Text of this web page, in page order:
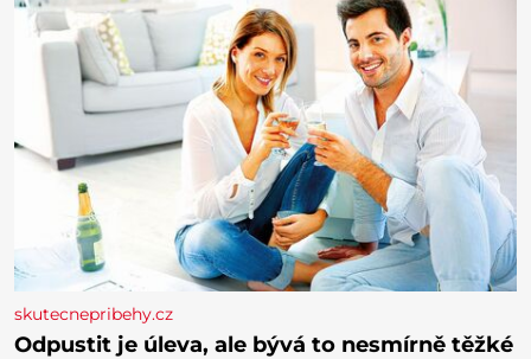
skutecnepribehy.cz
Odpustit je úleva, ale bývá to nesmírně těžké